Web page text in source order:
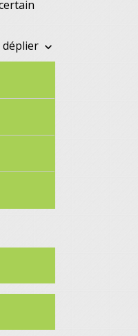
keyboard_arrow_down